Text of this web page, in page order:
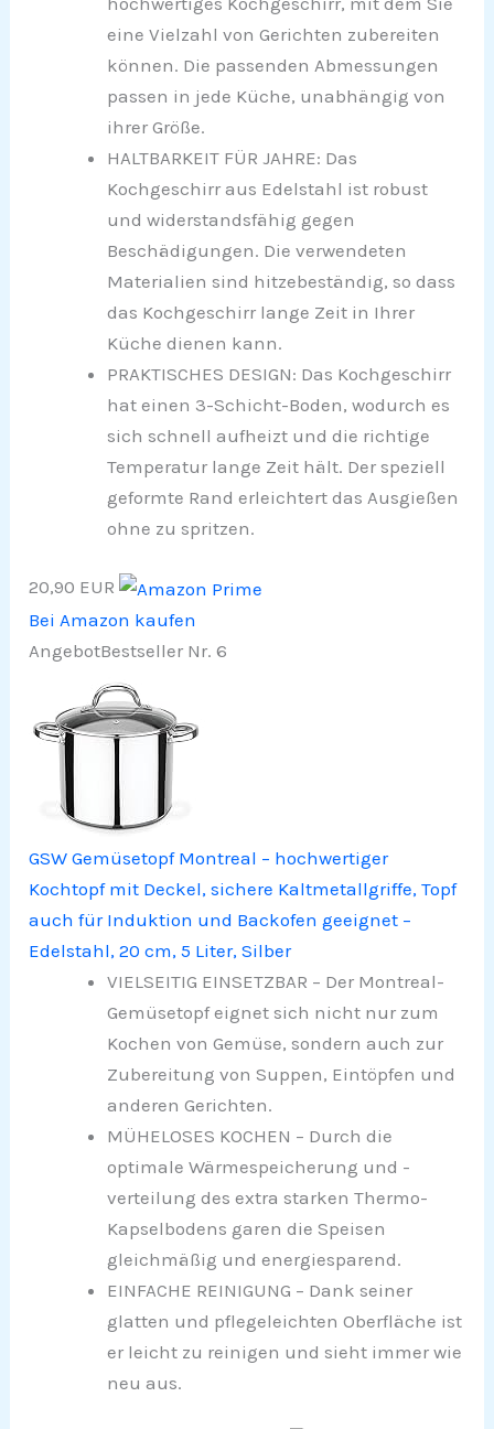
eine Vielzahl von Gerichten zubereiten
können. Die passenden Abmessungen
passen in jede Küche, unabhängig von
ihrer Größe.
HALTBARKEIT FÜR JAHRE: Das
Kochgeschirr aus Edelstahl ist robust
und widerstandsfähig gegen
Beschädigungen. Die verwendeten
Materialien sind hitzebeständig, so dass
das Kochgeschirr lange Zeit in Ihrer
Küche dienen kann.
PRAKTISCHES DESIGN: Das Kochgeschirr
hat einen 3-Schicht-Boden, wodurch es
sich schnell aufheizt und die richtige
Temperatur lange Zeit hält. Der speziell
geformte Rand erleichtert das Ausgießen
ohne zu spritzen.
20,90 EUR
Bei Amazon kaufen
AngebotBestseller Nr. 6
GSW Gemüsetopf Montreal – hochwertiger
Kochtopf mit Deckel, sichere Kaltmetallgriffe, Topf
auch für Induktion und Backofen geeignet –
Edelstahl, 20 cm, 5 Liter, Silber
VIELSEITIG EINSETZBAR – Der Montreal-
Gemüsetopf eignet sich nicht nur zum
Kochen von Gemüse, sondern auch zur
Zubereitung von Suppen, Eintöpfen und
anderen Gerichten.
MÜHELOSES KOCHEN – Durch die
optimale Wärmespeicherung und -
verteilung des extra starken Thermo-
Kapselbodens garen die Speisen
gleichmäßig und energiesparend.
EINFACHE REINIGUNG – Dank seiner
glatten und pflegeleichten Oberfläche ist
er leicht zu reinigen und sieht immer wie
neu aus.